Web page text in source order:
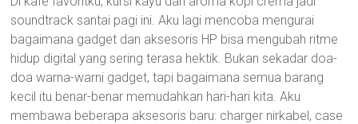
soundtrack santai pagi ini. Aku lagi mencoba mengurai
bagaimana gadget dan aksesoris HP bisa mengubah ritme
hidup digital yang sering terasa hektik. Bukan sekadar doa-
doa warna-warni gadget, tapi bagaimana semua barang
kecil itu benar-benar memudahkan hari-hari kita. Aku
membawa beberapa aksesoris baru: charger nirkabel, case